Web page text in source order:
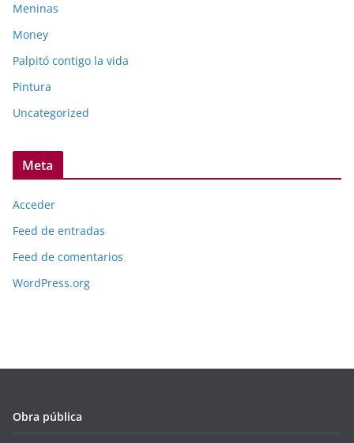
Meninas
Money
Palpitó contigo la vida
Pintura
Uncategorized
Meta
Acceder
Feed de entradas
Feed de comentarios
WordPress.org
Obra pública